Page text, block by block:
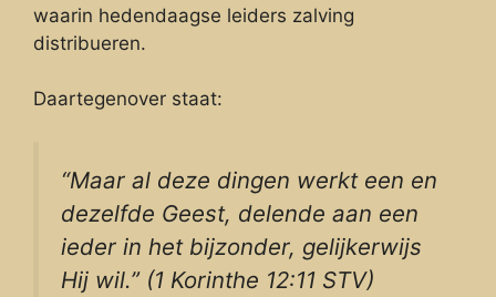
waarin hedendaagse leiders zalving
distribueren.
Daartegenover staat:
“Maar al deze dingen werkt een en
dezelfde Geest, delende aan een
ieder in het bijzonder, gelijkerwijs
Hij wil.” (1 Korinthe 12:11 STV)